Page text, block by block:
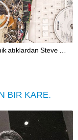
atıklardan Steve …
BIR KARE.